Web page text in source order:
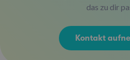
das zu dir
Kontakt